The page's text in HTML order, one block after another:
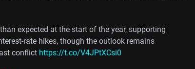
expected at the start of the year, supporting
rate hikes, though the outlook remains
conflict https://t.co/V4JPtXCsi0